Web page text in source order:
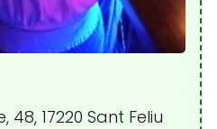
17220 Sant Feliu